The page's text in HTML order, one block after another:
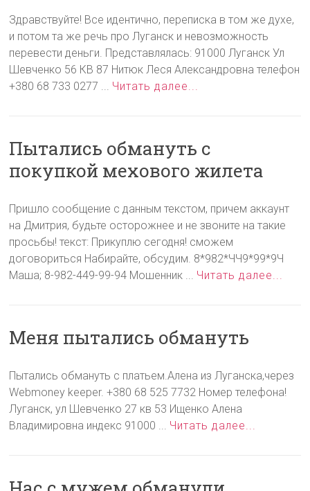
Здравствуйте! Все идентично, переписка в том же духе,
и потом та же речь про Луганск и невозможность
перевести деньги. Представлялась: 91000 Луганск Ул
Шевченко 56 КВ 87 Нитюк Леся Александровна телефон
+380 68 733 0277 ... Читать далее...
Пытались обмануть с
покупкой мехового жилета
Пришло сообщение с данным текстом, причем аккаунт
на Дмитрия, будьте осторожнее и не звоните на такие
просьбы! текст: Прикуплю сегодня! сможем
договориться Набирайте, обсудим. 8*982*ЧЧ9*99*9Ч
Маша; 8-982-449-99-94 Мошенник ... Читать далее...
Меня пытались обмануть
Пытались обмануть с платьем.Алена из Луганска,через
Webmoney keeper. +380 68 525 7732 Номер телефона!
Луганск, ул Шевченко 27 кв 53 Ищенко Алена
Владимировна индекс 91000 ... Читать далее...